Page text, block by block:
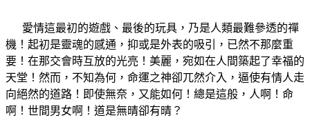
愛情這最初的遊戲、最後的玩具，乃是人類最難參透的禪
機！起初是靈魂的感通，抑或是外表的吸引，已然不那麼重
要！在那交會時互放的光亮！美麗，宛如在人間築起了幸福的
天堂！然而，不知為何，命運之神卻兀然介入，逼使有情人走
向絕然的道路！即使無奈，又能如何！總是這般，人啊！命
啊！世間男女啊！道是無晴卻有晴？